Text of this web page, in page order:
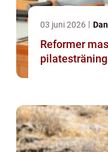
03 juni 2026
Reformer
pilatesträning